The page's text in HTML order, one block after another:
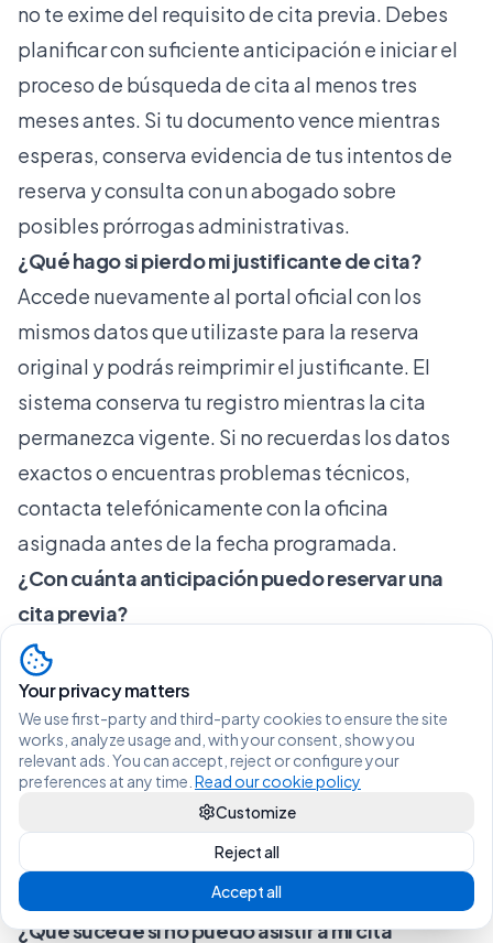
no te exime del requisito de cita previa. Debes
planificar con suficiente anticipación e iniciar el
proceso de búsqueda de cita al menos tres
meses antes. Si tu documento vence mientras
esperas, conserva evidencia de tus intentos de
reserva y consulta con un abogado sobre
posibles prórrogas administrativas.
¿Qué hago si pierdo mi justificante de cita?
Accede nuevamente al portal oficial con los
mismos datos que utilizaste para la reserva
original y podrás reimprimir el justificante. El
sistema conserva tu registro mientras la cita
permanezca vigente. Si no recuerdas los datos
exactos o encuentras problemas técnicos,
contacta telefónicamente con la oficina
asignada antes de la fecha programada.
¿Con cuánta anticipación puedo reservar una
cita previa?
La ventana de reserva varía según la provincia,
pero generalmente puedes agendar con hasta
tres meses de anticipación. Algunas oficinas
liberan citas semanalmente para fechas futuras
específicas. Consulta regularmente el sistema
para identificar el patrón de tu provincia y
maximizar tus opciones de horarios
convenientes.
¿Qué sucede si no puedo asistir a mi cita
Your privacy matters
We use first-party and third-party cookies to ensure the site
works, analyze usage and, with your consent, show you
relevant ads. You can accept, reject or configure your
preferences at any time. Read our cookie policy
Customize
Reject all
Accept all